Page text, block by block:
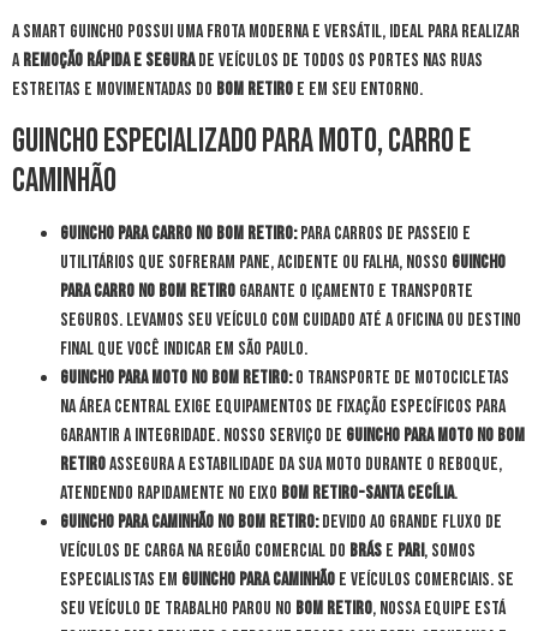
A Smart Guincho possui uma frota moderna e versátil, ideal para realizar
aremoção rápida e segurade veículos de todos os portes nas ruas
estreitas e movimentadas do Bom Retiro e em seu entorno.
Guincho Especializado para Moto, Carro e
Caminhão
Guincho para Carro no Bom Retiro:Para carros de passeio e
utilitários que sofreram pane, acidente ou falha, nosso guincho
para carro no Bom Retiro garante o içamento e transporte
seguros. Levamos seu veículo com cuidado até a oficina ou destino
final que você indicar em São Paulo.
Guincho para Moto no Bom Retiro:O transporte de motocicletas
na área central exige equipamentos de fixação específicos para
garantir a integridade. Nosso serviço de guincho para moto no Bom
Retiroassegura a estabilidade da sua moto durante o reboque,
atendendo rapidamente no eixo Bom Retiro-Santa Cecília.
Guincho para Caminhão no Bom Retiro:Devido ao grande fluxo de
veículos de carga na região comercial do Brás e Pari, somos
especialistas em guincho para caminhão e veículos comerciais. Se
seu veículo de trabalho parou no Bom Retiro, nossa equipe está